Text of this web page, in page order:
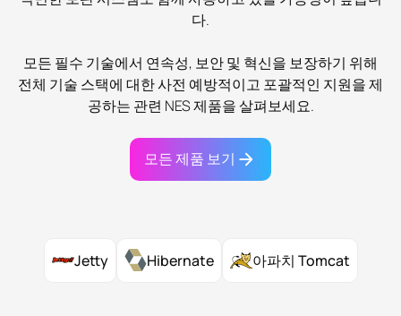
다.
모든 필수 기술에서 연속성, 보안 및 혁신을 보장하기 위해
전체 기술 스택에 대한 사전 예방적이고 포괄적인 지원을 제
공하는 관련 NES 제품을 살펴보세요.
모든 제품 보기
Jetty Hibernate 아파치 Tomcat